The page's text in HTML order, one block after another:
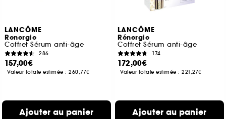
LANCÔME
Renergie
Coffret Sérum anti-âge
286
157,00€
Valeur totale estimée :260,77€
Ajouter au panier
LANCÔME
Rénergie
Coffret Sérum anti-âge
174
172,00€
Valeur totale estimée :221,27€
Ajouter au panier